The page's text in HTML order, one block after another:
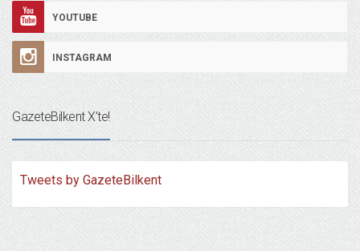
YOUTUBE
INSTAGRAM
GazeteBilkent X’te!
Tweets by GazeteBilkent